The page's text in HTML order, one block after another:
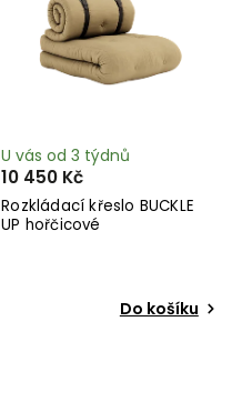
Rozkládací křeslo BUCKLE
UP hořčicové
U vás od 3 týdnů
10 450 Kč
Do košíku